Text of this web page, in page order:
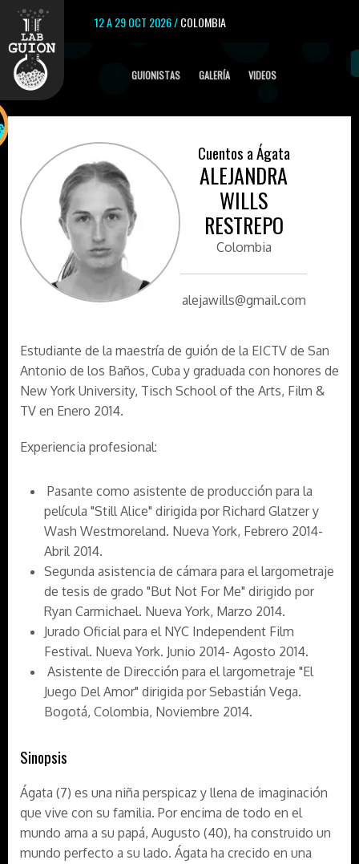
12 A 29 OCT 2026 /COLOMBIA
GUIONISTAS GALERÍA VIDEOS
Cuentos a Ágata
ALEJANDRA
WILLS
RESTREPO
Colombia
alejawills@gmail.com
Estudiante de la maestría de guión de la EICTV de San
Antonio de los Baños, Cuba y graduada con honores de
New York University, Tisch School of the Arts, Film &
TV en Enero 2014.
Experiencia profesional:
Pasante como asistente de producción para la
película "Still Alice" dirigida por Richard Glatzer y
Wash Westmoreland. Nueva York, Febrero 2014-
Abril 2014.
Segunda asistencia de cámara para el largometraje
de tesis de grado "But Not For Me" dirigido por
Ryan Carmichael. Nueva York, Marzo 2014.
Jurado Oficial para el NYC Independent Film
Festival. Nueva York. Junio 2014- Agosto 2014.
Asistente de Dirección para el largometraje "El
Juego Del Amor" dirigida por Sebastián Vega.
Bogotá, Colombia, Noviembre 2014.
Sinopsis
Ágata (7) es una niña perspicaz y llena de imaginación
que vive con su familia. Por encima de todo en el
mundo ama a su papá, Augusto (40), ha construido un
mundo perfecto a su lado. Ágata ha crecido en una